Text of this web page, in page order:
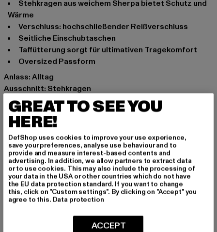
Stehkragen aus weichem Sherpa bietet Schutz und
Wärme
Verschluss: hochschließender Reißverschluss
Seitliche Einschubtaschen
Taffütterung sorgt für ultimativen Tragekomfort
Oversized Passform
Anlass: Alltag
Ausschnitt: Stehkragen
Ärmelart: Langarm
Verschlussarten: Reißverschluss
Marke: Urban Classics
Kat.: Mäntel
Farbe: beige
Hersteller Farbe: softseagrass/whitesand
Materialzusammensetzung: 100% Polyester
Art.Nr: TB5431-04003
Hersteller: TB International GmbH |
Dr.-Robert-Murjahn-Straße 7 | 64372 Ober-Ramstadt |
GREAT TO SEE YOU
HERE!
DefShop uses cookies to improve your use experience,
save your preferences, analyse use behaviour and to
provide and measure interest-based contents and
advertising. In addition, we allow partners to extract data
or to use cookies. This may also include the processing of
your data in the USA or other countries which do not have
the EU data protection standard. If you want to change
this, click on "Custom settings". By clicking on "Accept" you
agree to this. Data protection
ACCEPT